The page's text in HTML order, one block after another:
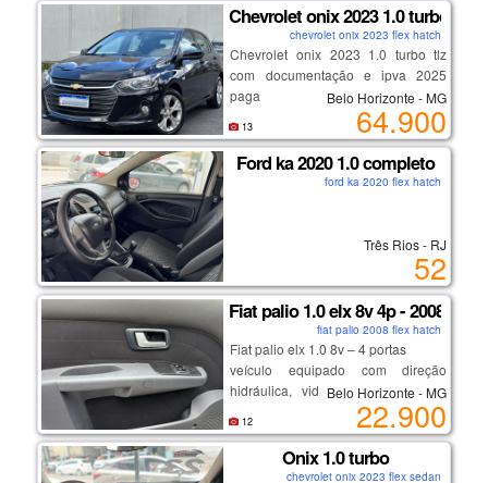
Chevrolet onix 2023 1.0 turbo tlz
chevrolet onix 2023 flex hatch
Chevrolet onix 2023 1.0 turbo tlz
com documentação e ipva 2025
paga
carro com apenas 74 mil km ,
veículo encontra-se no carlos prates
, veículo está com 04 pneus novos ,
tudo novo , documentação 2025
até 60x com o banco e entrada em
até 18x no cartão de crédito , aceito
veículo de menor valor a base de
troca e também aceito carta de
consórcio como forma de
pagamento.
o carro não possui nenhuma
pendnecia.
Belo Horizonte - MG
64.900
13
Ford ka 2020 1.0 completo
ford ka 2020 flex hatch
Três Rios - RJ
52
Fiat palio 1.0 elx 8v 4p - 2008
fiat palio 2008 flex hatch
Fiat palio elx 1.0 8v – 4 portas
veículo equipado com direção
hidráulica, vidros elétricos, travas
elétricas, rodas de liga leve e quatro
pneus em excelente estado de
conservação.
o automóvel apresenta ótimo
Belo Horizonte - MG
22.900
12
Onix 1.0 turbo
chevrolet onix 2023 flex sedan